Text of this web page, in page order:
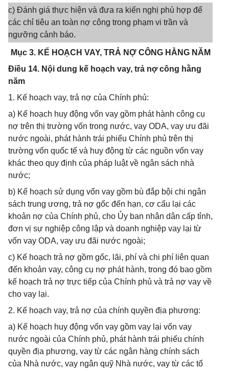
c) Đánh giá thực hiện và đưa ra kiến nghị phù hợp để
các chỉ tiêu an toàn nợ công trong phạm vi trần và
ngưỡng cảnh báo.
Mục 3. KẾ HOẠCH VAY, TRẢ NỢ CÔNG HẰNG NĂM
Điều 14. Nội dung kế hoạch vay, trả nợ công hằng
năm
1. Kế hoạch vay, trả nợ của Chính phủ:
a) Kế hoạch huy động vốn vay gồm phát hành công cụ
nợ trên thị trường vốn trong nước, vay ODA, vay ưu đãi
nước ngoài, phát hành trái phiếu Chính phủ trên thị
trường vốn quốc tế và huy động từ các nguồn vốn vay
khác theo quy định của pháp luật về ngân sách nhà
nước;
b) Kế hoạch sử dụng vốn vay gồm bù đắp bội chi ngân
sách trung ương, trả nợ gốc đến hạn, cơ cấu lại các
khoản nợ của Chính phủ, cho Ủy ban nhân dân cấp tỉnh,
đơn vị sự nghiệp công lập và doanh nghiệp vay lại từ
vốn vay ODA, vay ưu đãi nước ngoài;
c) Kế hoạch trả nợ gồm gốc, lãi, phí và chi phí liên quan
đến khoản vay, công cụ nợ phát hành, trong đó bao gồm
kế hoạch trả nợ trực tiếp của Chính phủ và trả nợ vay về
cho vay lại.
2. Kế hoạch vay, trả nợ của chính quyền địa phương:
a) Kế hoạch huy động vốn vay gồm vay lại vốn vay
nước ngoài của Chính phủ, phát hành trái phiếu chính
quyền địa phương, vay từ các ngân hàng chính sách
của Nhà nước, vay ngân quỹ Nhà nước, vay từ các tổ